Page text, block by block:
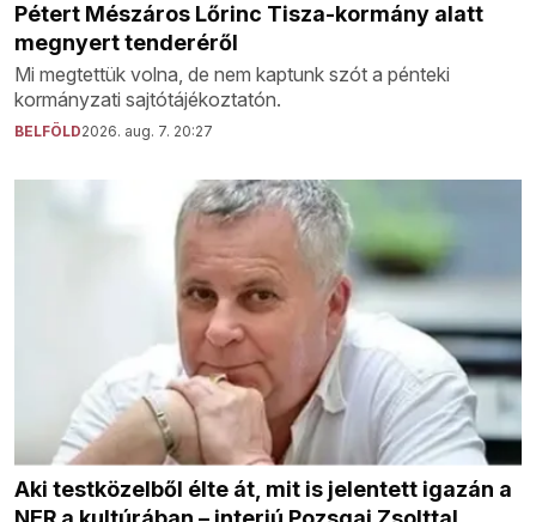
Pétert Mészáros Lőrinc Tisza-kormány alatt
megnyert tenderéről
Mi megtettük volna, de nem kaptunk szót a pénteki
kormányzati sajtótájékoztatón.
BELFÖLD2026. aug. 7. 20:27
Aki testközelből élte át, mit is jelentett igazán a